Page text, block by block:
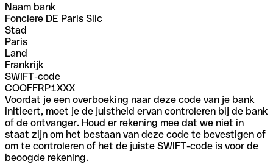
Naam bank
Fonciere DE Paris Siic
Stad
Paris
Land
Frankrijk
SWIFT-code
COOFFRP1XXX
Voordat je een overboeking naar deze code van je bank
initieert, moet je de juistheid ervan controleren bij de bank
of de ontvanger. Houd er rekening mee dat we niet in
staat zijn om het bestaan van deze code te bevestigen of
om te controleren of het de juiste SWIFT-code is voor de
beoogde rekening.